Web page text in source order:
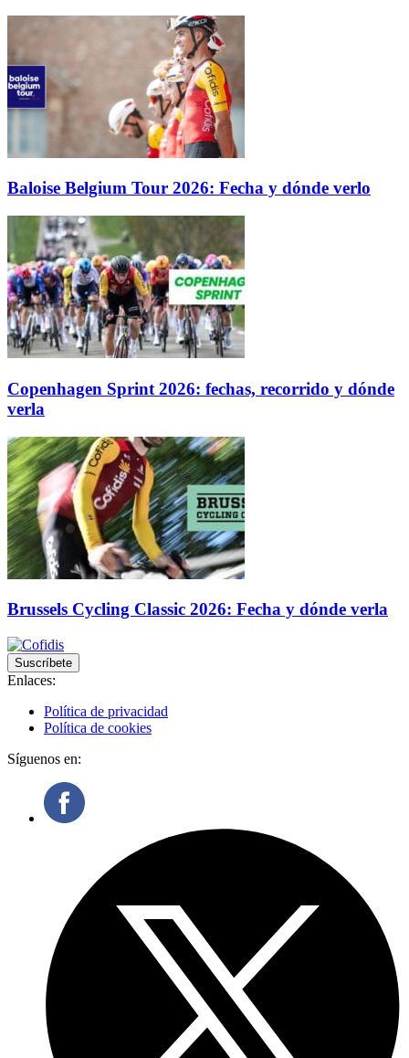
Baloise Belgium Tour 2026: Fecha y dónde verlo
Copenhagen Sprint 2026: fechas, recorrido y dónde
verla
Brussels Cycling Classic 2026: Fecha y dónde verla
Suscríbete
Enlaces:
Política de privacidad
Política de cookies
Síguenos en: